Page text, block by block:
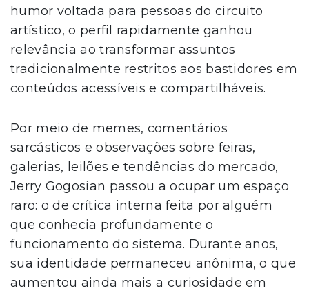
humor voltada para pessoas do circuito
artístico, o perfil rapidamente ganhou
relevância ao transformar assuntos
tradicionalmente restritos aos bastidores em
conteúdos acessíveis e compartilháveis.
Por meio de memes, comentários
sarcásticos e observações sobre feiras,
galerias, leilões e tendências do mercado,
Jerry Gogosian passou a ocupar um espaço
raro: o de crítica interna feita por alguém
que conhecia profundamente o
funcionamento do sistema. Durante anos,
sua identidade permaneceu anônima, o que
aumentou ainda mais a curiosidade em